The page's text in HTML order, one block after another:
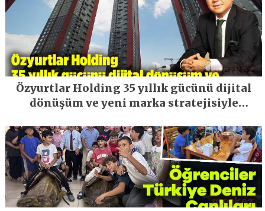
Özyurtlar Holding 35 yıllık gücünü dijital
dönüşüm ve yeni marka stratejisiyle